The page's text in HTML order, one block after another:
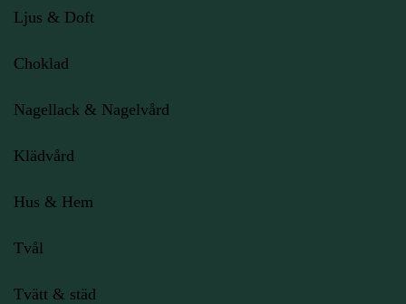
Ljus & Doft
Choklad
Nagellack & Nagelvård
Klädvård
Hus & Hem
Tvål
Tvätt & städ